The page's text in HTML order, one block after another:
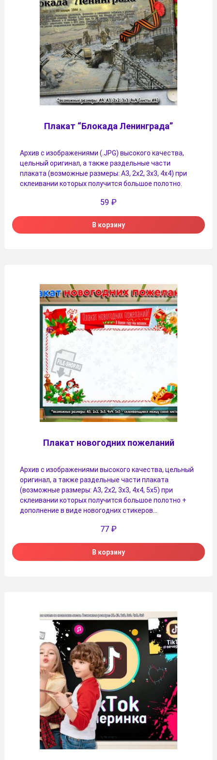
Плакат “Блокада Ленинграда”
Архив с изображениями (.JPG) высокого качества,
цельный оригинал, а также раздельные части
плаката (возможные размеры: А3, 2х2, 3х3, 4х4) при
склеивании которых получится большое полотно.
59 ₽
В корзину
Плакат новогодних пожеланий
Архив с изображениями высокого качества, цельный
оригинал, а также раздельные части плаката
(возможные размеры: А3, 2х2, 3х3, 4х4, 5х5) при
склеивании которых получится большое полотно +
дополнение в виде новогодних стикеров…
77 ₽
В корзину